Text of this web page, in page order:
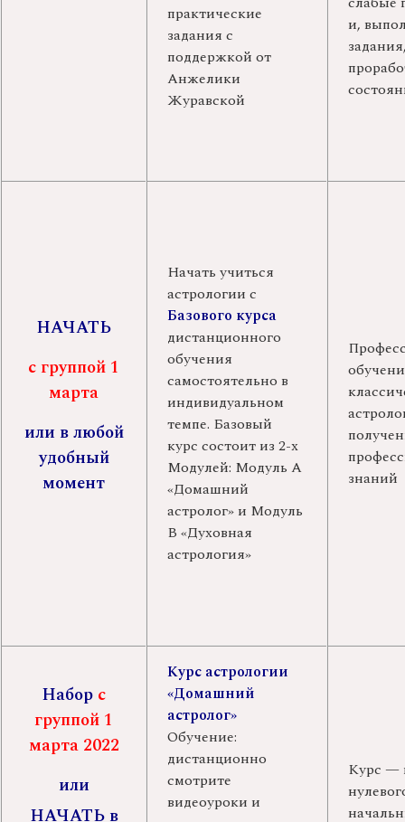
практические
задания с
поддержкой от
Анжелики
Журавской
и,
НАЧАТЬ
с группой 1
марта
или в любой
удобный
момент
Начать учиться
астрологии с
Базового курса
дистанционного
обучения
самостоятельно в
индивидуальном
темпе. Базовый
курс состоит из 2-х
Модулей: Модуль А
«Домашний
астролог» и Модуль
В «Духовная
астрология»
знаний
Набор с
группой 1
марта 2022
или
НАЧАТЬ в
Курс астрологии
«Домашний
астролог»
Обучение:
дистанционно
смотрите
видеоуроки и
Курс —